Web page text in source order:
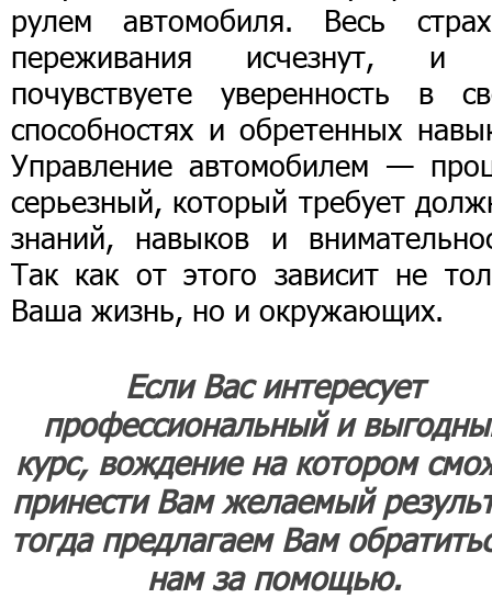
рулем автомобиля. Весь
переживания исчезнут, и
почувствуете уверенность в
способностях и обретенных
Управление автомобилем —
серьезный, который требует
знаний, навыков и
Так как от этого зависит не
Ваша жизнь, но и окружающих.
Если Вас интересует
профессиональный и
курс, вождение на котором
принести Вам желаемый
тогда предлагаем Вам
нам за помощью.